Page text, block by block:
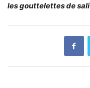
les gouttelettes de